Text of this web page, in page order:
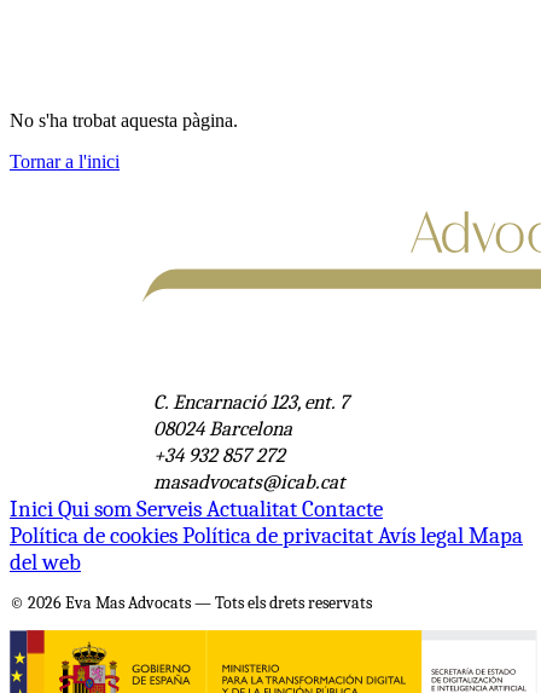
No s'ha trobat aquesta pàgina.
Tornar a l'inici
C. Encarnació 123, ent. 7
08024 Barcelona
+34 932 857 272
masadvocats@icab.cat
IniciQui somServeisActualitatContacte
Política de cookiesPolítica de privacitatAvís legalMapa
del web
© 2026 Eva Mas Advocats — Tots els drets reservats